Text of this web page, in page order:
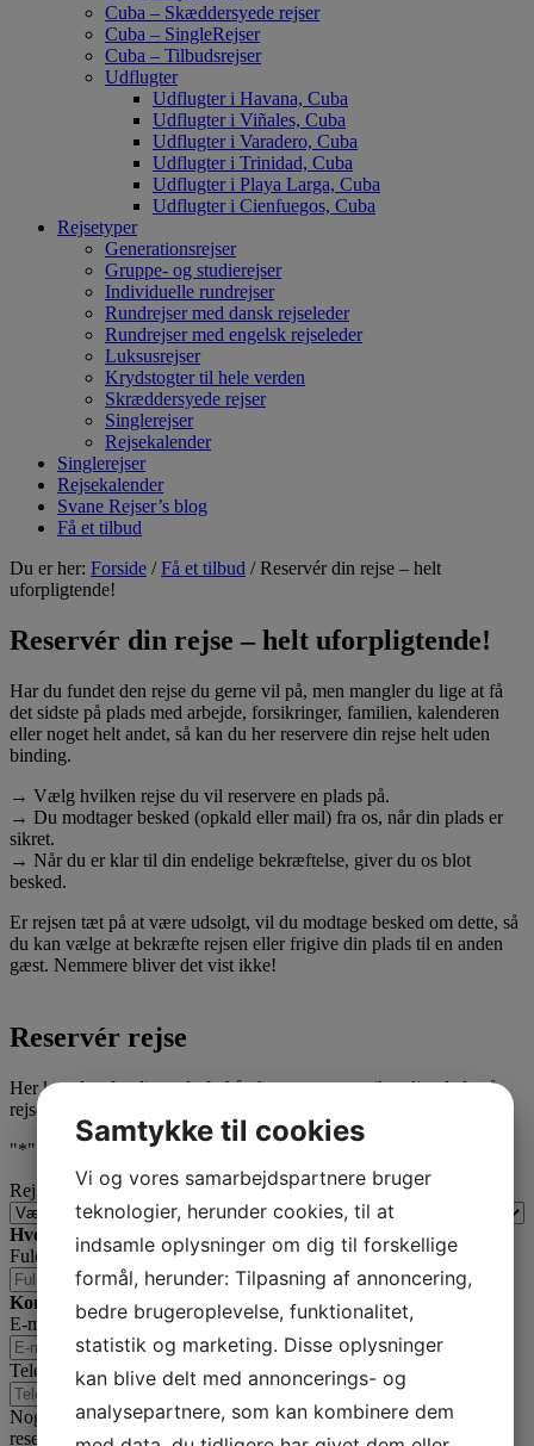
Cuba – Skæddersyede rejser
Cuba – SingleRejser
Cuba – Tilbudsrejser
Udflugter
Udflugter i Havana, Cuba
Udflugter i Viñales, Cuba
Udflugter i Varadero, Cuba
Udflugter i Trinidad, Cuba
Udflugter i Playa Larga, Cuba
Udflugter i Cienfuegos, Cuba
Rejsetyper
Generationsrejser
Gruppe- og studierejser
Individuelle rundrejser
Rundrejser med dansk rejseleder
Rundrejser med engelsk rejseleder
Luksusrejser
Krydstogter til hele verden
Skræddersyede rejser
Singlerejser
Rejsekalender
Singlerejser
Rejsekalender
Svane Rejser’s blog
Få et tilbud
Du er her: Forside /Få et tilbud / Reservér din rejse – helt
uforpligtende!
Reservér din rejse – helt uforpligtende!
Har du fundet den rejse du gerne vil på, men mangler du lige at få
det sidste på plads med arbejde, forsikringer, familien, kalenderen
eller noget helt andet, så kan du her reservere din rejse helt uden
binding.
→ Vælg hvilken rejse du vil reservere en plads på.
→ Du modtager besked (opkald eller mail) fra os, når din plads er
sikret.
→ Når du er klar til din endelige bekræftelse, giver du os blot
besked.
Er rejsen tæt på at være udsolgt, vil du modtage besked om dette, så
du kan vælge at bekræfte rejsen eller frigive din plads til en anden
gæst. Nemmere bliver det vist ikke!
Reservér rejse
Her kan du uforpligtende forhåndsreservere og sikre din plads på
rejsen. - selvfølgelig uden binding!
"*" indikerer påkrævede felter
Rejse
Hvem skal ud og rejse?
Fulde navn*
Kontaktoplysninger
E-mail
Telefon
Noget vi skal være opmærksom på i forbindelse med din
reservation?
Samtykke til cookies
Vi og vores samarbejdspartnere bruger
teknologier, herunder cookies, til at
indsamle oplysninger om dig til forskellige
formål, herunder: Tilpasning af annoncering,
bedre brugeroplevelse, funktionalitet,
statistik og marketing. Disse oplysninger
kan blive delt med annoncerings- og
analysepartnere, som kan kombinere dem